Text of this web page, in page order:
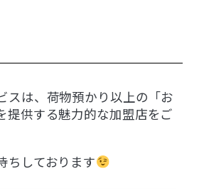
スは、荷物預かり以上の「お
提供する魅力的な加盟店をご
ちしております